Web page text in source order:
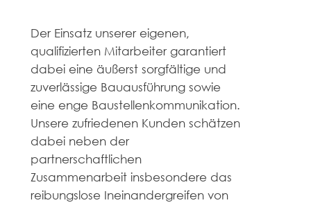
Der Einsatz unserer eigenen,
qualifizierten Mitarbeiter garantiert
dabei eine äußerst sorgfältige und
zuverlässige Bauausführung sowie
eine enge Baustellenkommunikation.
Unsere zufriedenen Kunden schätzen
dabei neben der
partnerschaftlichen
Zusammenarbeit insbesondere das
reibungslose Ineinandergreifen von